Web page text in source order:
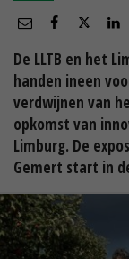
De LLTB en het
handen ineen
verdwijnen van
opkomst van
Limburg. De
Gemert start in